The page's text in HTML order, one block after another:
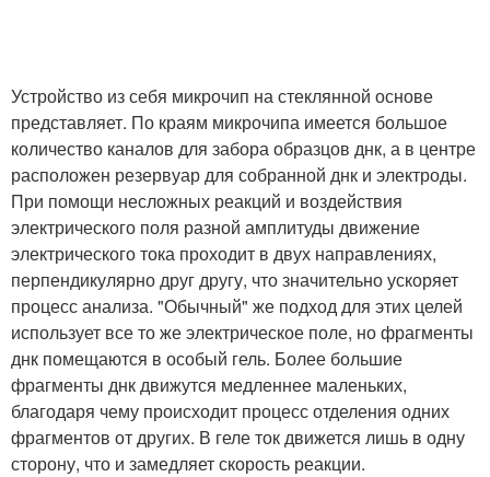
Устройство из себя микрочип на стеклянной основе
представляет. По краям микрочипа имеется большое
количество каналов для забора образцов днк, а в центре
расположен резервуар для собранной днк и электроды.
При помощи несложных реакций и воздействия
электрического поля разной амплитуды движение
электрического тока проходит в двух направлениях,
перпендикулярно друг другу, что значительно ускоряет
процесс анализа. "Обычный" же подход для этих целей
использует все то же электрическое поле, но фрагменты
днк помещаются в особый гель. Более большие
фрагменты днк движутся медленнее маленьких,
благодаря чему происходит процесс отделения одних
фрагментов от других. В геле ток движется лишь в одну
сторону, что и замедляет скорость реакции.